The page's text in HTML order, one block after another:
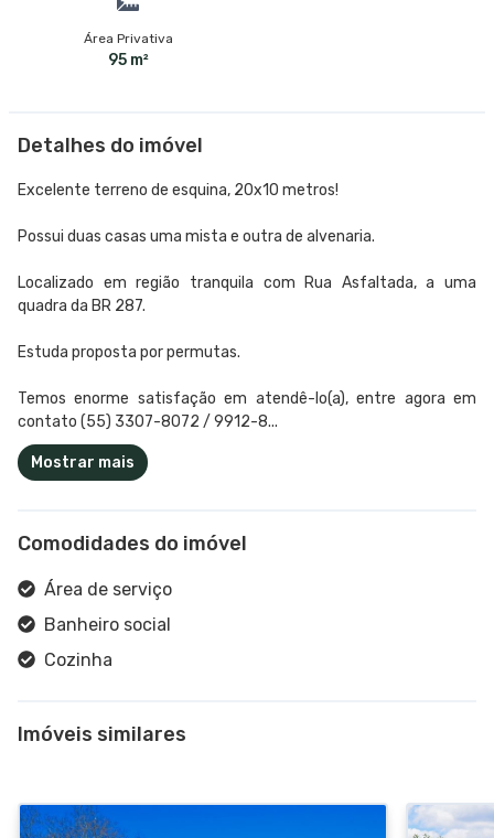
Área Privativa
95 m²
Detalhes do imóvel
Excelente terreno de esquina, 20x10 metros!
Possui duas casas uma mista e outra de alvenaria.
Localizado em região tranquila com Rua Asfaltada, a uma
quadra da BR 287.
Estuda proposta por permutas.
Temos enorme satisfação em atendê-lo(a), entre agora em
contato (55) 3307-8072 / 9912-8...
Mostrar mais
Comodidades do imóvel
Área de serviço
Banheiro social
Cozinha
Imóveis similares